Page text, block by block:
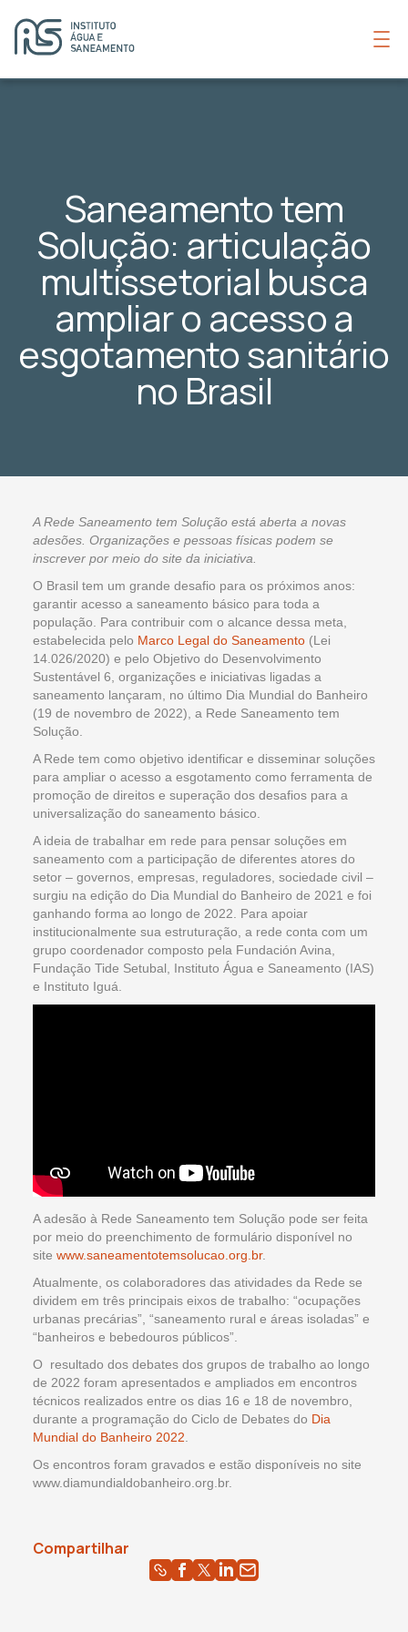
Saneamento tem
Solução: articulação
multissetorial busca
ampliar o acesso a
esgotamento sanitário
no Brasil
A Rede Saneamento tem Solução está aberta a novas
adesões. Organizações e pessoas físicas podem se
inscrever por meio do site da iniciativa.
O Brasil tem um grande desafio para os próximos anos:
garantir acesso a saneamento básico para toda a
população. Para contribuir com o alcance dessa meta,
estabelecida pelo Marco Legal do Saneamento (Lei
14.026/2020) e pelo Objetivo do Desenvolvimento
Sustentável 6, organizações e iniciativas ligadas a
saneamento lançaram, no último Dia Mundial do Banheiro
(19 de novembro de 2022), a Rede Saneamento tem
Solução.
A Rede tem como objetivo identificar e disseminar soluções
para ampliar o acesso a esgotamento como ferramenta de
promoção de direitos e superação dos desafios para a
universalização do saneamento básico.
A ideia de trabalhar em rede para pensar soluções em
saneamento com a participação de diferentes atores do
setor – governos, empresas, reguladores, sociedade civil –
surgiu na edição do Dia Mundial do Banheiro de 2021 e foi
ganhando forma ao longo de 2022. Para apoiar
institucionalmente sua estruturação, a rede conta com um
grupo coordenador composto pela Fundación Avina,
Fundação Tide Setubal, Instituto Água e Saneamento (IAS)
e Instituto Iguá.
A adesão à Rede Saneamento tem Solução pode ser feita
por meio do preenchimento de formulário disponível no
site www.saneamentotemsolucao.org.br.
Atualmente, os colaboradores das atividades da Rede se
dividem em três principais eixos de trabalho: “ocupações
urbanas precárias”, “saneamento rural e áreas isoladas” e
“banheiros e bebedouros públicos”.
O resultado dos debates dos grupos de trabalho ao longo
de 2022 foram apresentados e ampliados em encontros
técnicos realizados entre os dias 16 e 18 de novembro,
durante a programação do Ciclo de Debates do Dia
Mundial do Banheiro 2022.
Os encontros foram gravados e estão disponíveis no site
www.diamundialdobanheiro.org.br.
Compartilhar